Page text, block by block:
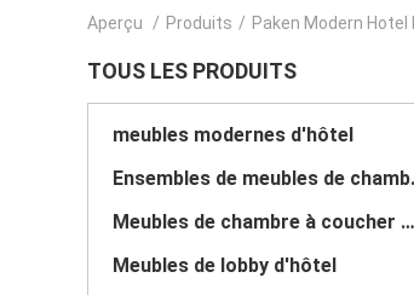
Aperçu / Produits / Paken Modern Hotel
TOUS LES PRODUITS
meubles modernes d'hôtel
Meubles de chambre à coucher d'hôtel de luxe
Meubles de lobby d'hôtel